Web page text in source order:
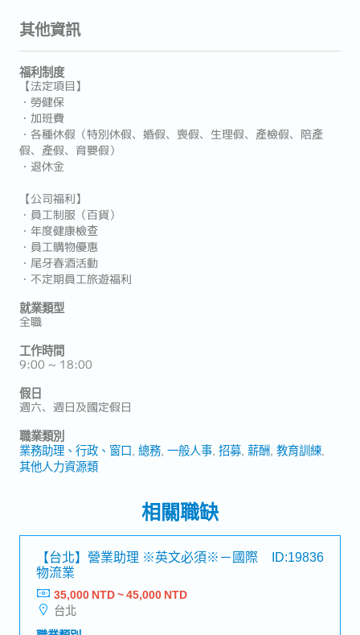
其他資訊
福利制度
【法定項目】
・勞健保
・加班費
・各種休假（特別休假、婚假、喪假、生理假、產檢假、陪產
假、產假、育嬰假）
・退休金
【公司福利】
・員工制服（百貨）
・年度健康檢查
・員工購物優惠
・尾牙春酒活動
・不定期員工旅遊福利
就業類型
全職
工作時間
9:00 ~ 18:00
假日
週六、週日及國定假日
職業類別
業務助理、行政、窗口 總務 一般人事 招募 薪酬 教育訓練
其他人力資源類
相關職缺
【台北】營業助理 ※英文必須※－國際
物流業
ID:19836
35,000 NTD ~ 45,000 NTD
台北